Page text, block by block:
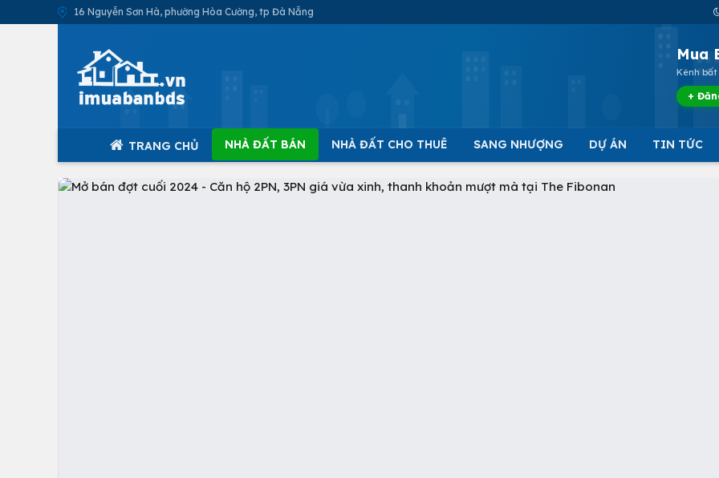
16 Nguyễn Sơn Hà, phường Hòa Cường, tp Đà Nẵng
Mua
Kênh
+
TRANG CHỦ NHÀ ĐẤT BÁN NHÀ ĐẤT CHO THUÊ SANG NHƯỢNG DỰ ÁN TIN TỨC